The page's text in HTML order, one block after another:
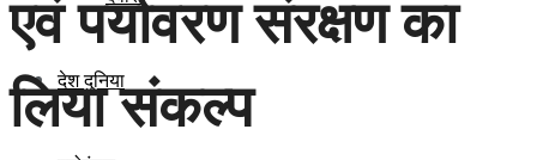
देश दुनिया
एवं पर्यावरण संरक्षण का
लिया संकल्प